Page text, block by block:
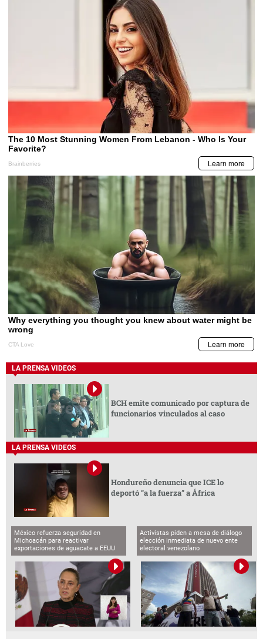
LA PRENSA VIDEOS
BCH emite comunicado por captura de
funcionarios vinculados al caso
LA PRENSA VIDEOS
Hondureño denuncia que ICE lo
deportó “a la fuerza” a África
México refuerza seguridad en
Michoacán para reactivar
exportaciones de aguacate a EEUU
Activistas piden a mesa de diálogo
elección inmediata de nuevo ente
electoral venezolano